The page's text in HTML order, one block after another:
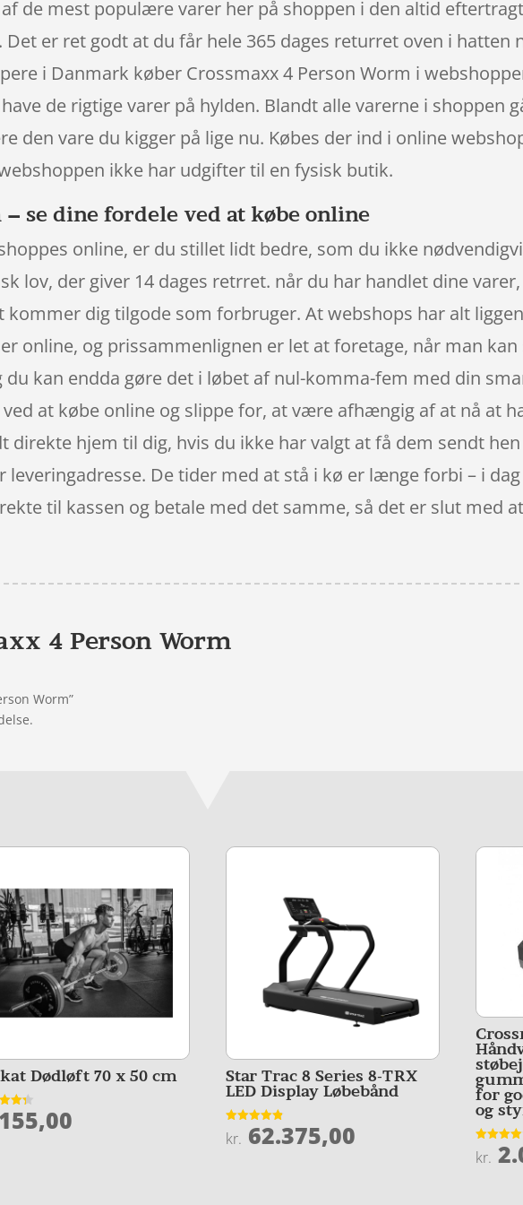
de mest populære varer her på shoppen i den altid
er ret godt at du får hele 365 dages returret oven i hatten
i Danmark køber Crossmaxx 4 Person Worm i
de rigtige varer på hylden. Blandt alle varerne i shoppen
den vare du kigger på lige nu. Købes der ind i online
ikke har udgifter til en fysisk butik.
– se dine fordele ved at købe online
online, er du stillet lidt bedre, som du ikke
lov, der giver 14 dages retrret. når du har handlet dine
kommer dig tilgode som forbruger. At webshops har alt
online, og prissammenlignen er let at foretage, når man
kan endda gøre det i løbet af nul-komma-fem med din
at købe online og slippe for, at være afhængig af at nå at
direkte hjem til dig, hvis du ikke har valgt at få dem sendt
De tider med at stå i kø er længe forbi – i
til kassen og betale med det samme, så det er slut med
4 Person Worm
Worm”
Dødløft 70 x 50 cm
155,00
Star Trac 8 Series 8-TRX
LED Display Løbebånd
Vurderet
4.8
kr. 62.375,00
for
og
Vurderet
4
kr.